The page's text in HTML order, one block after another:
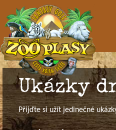
Ukázky
Přijďte si užít jedinečné